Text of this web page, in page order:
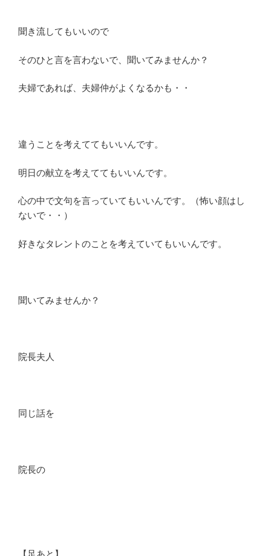
聞き流してもいいので
そのひと言を言わないで、聞いてみませんか？
夫婦であれば、夫婦仲がよくなるかも・・
違うことを考えててもいいんです。
明日の献立を考えててもいいんです。
心の中で文句を言っていてもいいんです。（怖い顔はし
ないで・・）
好きなタレントのことを考えていてもいいんです。
聞いてみませんか？
院長夫人
同じ話を
院長の